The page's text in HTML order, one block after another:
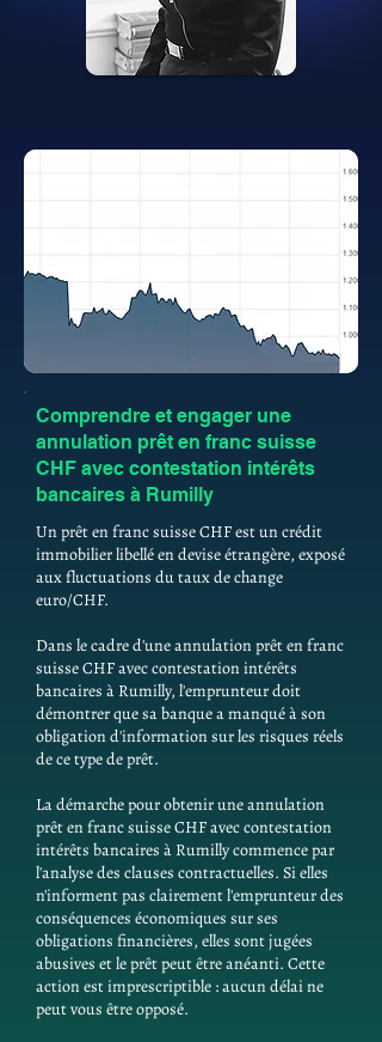
Comprendre et engager une
annulation prêt en franc suisse
CHF avec contestation intérêts
bancaires à Rumilly
Un prêt en franc suisse CHF est un crédit
immobilier libellé en devise étrangère, exposé
aux fluctuations du taux de change
euro/CHF.
Dans le cadre d'une annulation prêt en franc
suisse CHF avec contestation intérêts
bancaires à Rumilly, l'emprunteur doit
démontrer que sa banque a manqué à son
obligation d'information sur les risques réels
de ce type de prêt.
La démarche pour obtenir une annulation
prêt en franc suisse CHF avec contestation
intérêts bancaires à Rumilly commence par
l'analyse des clauses contractuelles. Si elles
n'informent pas clairement l'emprunteur des
conséquences économiques sur ses
obligations financières, elles sont jugées
abusives et le prêt peut être anéanti. Cette
action est imprescriptible : aucun délai ne
peut vous être opposé.